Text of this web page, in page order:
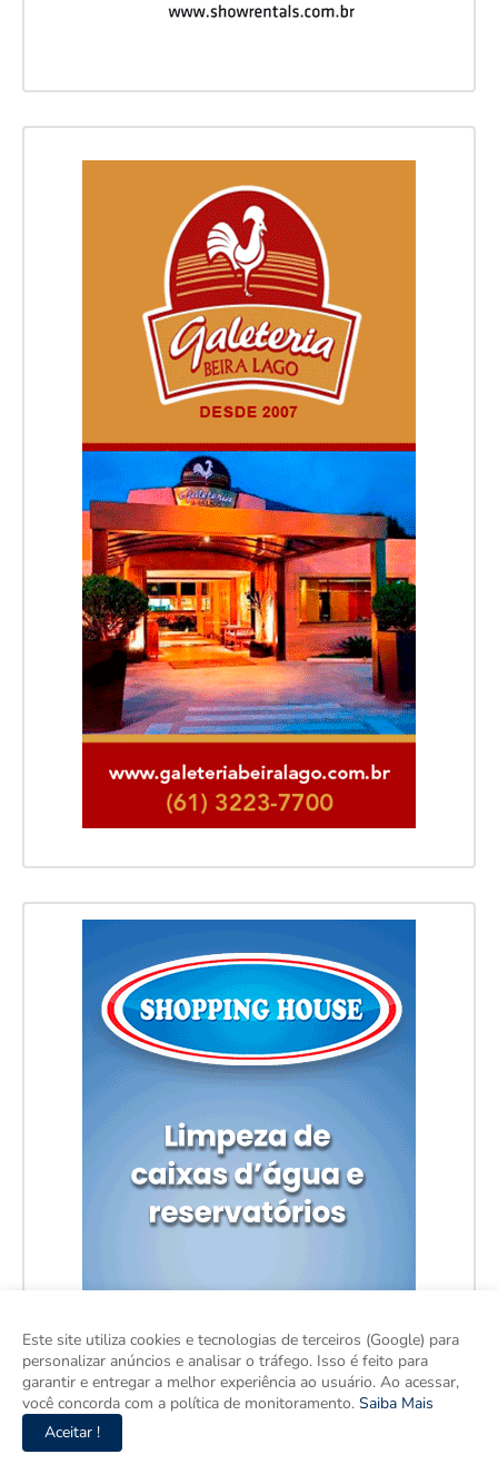
Este site utiliza cookies e tecnologias de terceiros (Google) para
personalizar anúncios e analisar o tráfego. Isso é feito para
garantir e entregar a melhor experiência ao usuário. Ao acessar,
você concorda com a política de monitoramento. Saiba Mais
Aceitar !